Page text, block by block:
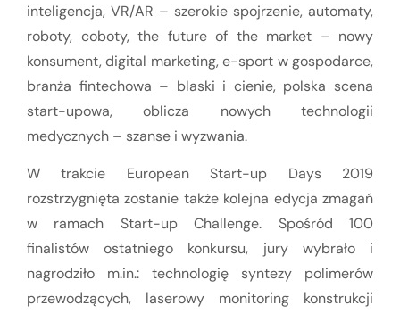
inteligencja, VR/AR – szerokie spojrzenie, automaty,
roboty, coboty, the future of the market – nowy
konsument, digital marketing, e-sport w gospodarce,
branża fintechowa – blaski i cienie, polska scena
start-upowa, oblicza nowych technologii
medycznych – szanse i wyzwania.
W trakcie European Start-up Days 2019
rozstrzygnięta zostanie także kolejna edycja zmagań
w ramach Start-up Challenge. Spośród 100
finalistów ostatniego konkursu, jury wybrało i
nagrodziło m.in.: technologię syntezy polimerów
przewodzących, laserowy monitoring konstrukcji